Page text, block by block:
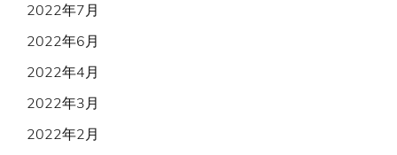
2022年7月
2022年6月
2022年4月
2022年3月
2022年2月